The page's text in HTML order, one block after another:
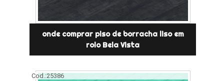
onde comprar piso de borracha liso em
rolo Bela Vista
Cod.:25386